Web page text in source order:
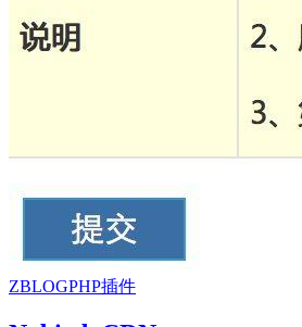
ZBLOGPHP插件